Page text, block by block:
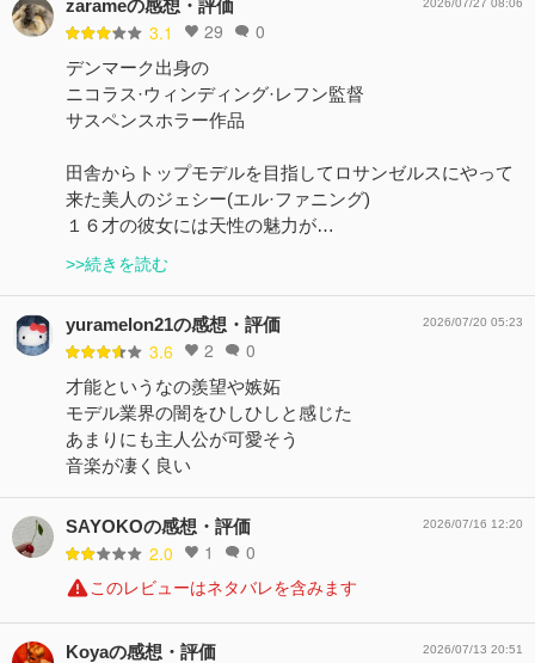
zarameの感想・評価
3.1 29 0
デンマーク出身の
ニコラス·ウィンディング·レフン監督
サスペンスホラー作品
田舎からトップモデルを目指してロサンゼルスにやって
来た美人のジェシー(エル·ファニング)
１６才の彼女には天性の魅力が…
>>続きを読む
yuramelon21の感想・評価
3.6 2 0
2026/07/20 05:23
才能というなの羨望や嫉妬
モデル業界の闇をひしひしと感じた
あまりにも主人公が可愛そう
音楽が凄く良い
SAYOKOの感想・評価
2.0 1 0
2026/07/16 12:20
このレビューはネタバレを含みます
Koyaの感想・評価 2026/07/13 20:51